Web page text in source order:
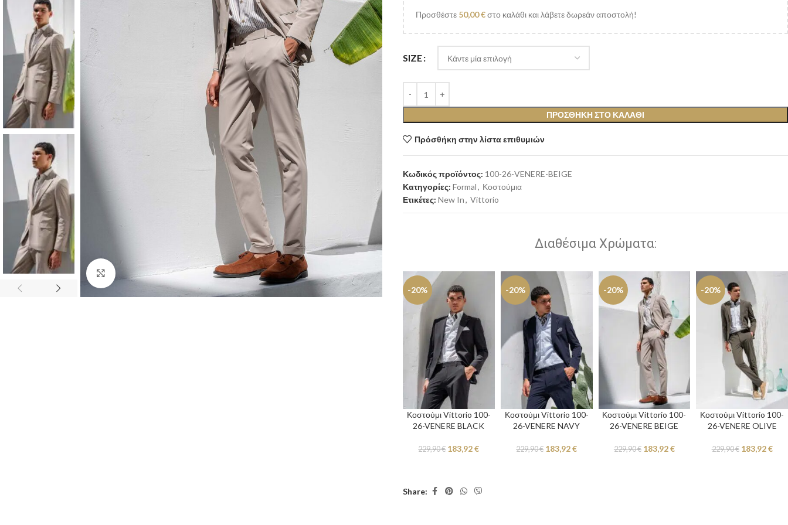
Κλικ για μεγέθυνση
Προσθέστε 50,00€στο καλάθι και λάβετε δωρεάν αποστολή!
SIZE
ΠΡΟΣΘΉΚΗ ΣΤΟ ΚΑΛΆΘΙ
Πρόσθήκη στην λίστα επιθυμιών
Κωδικός προϊόντος: 100-26-VENERE-BEIGE
Κατηγορίες: Formal, Κοστούμια
Ετικέτες: New In, Vittorio
Διαθέσιμα Χρώματα:
-20%
Κοστούμι Vittorio 100-
26-VENERE BLACK
229,90€ 183,92€
-20%
Κοστούμι Vittorio 100-
26-VENERE NAVY
229,90€ 183,92€
-20%
Κοστούμι Vittorio 100-
26-VENERE BEIGE
229,90€ 183,92€
-20%
Κοστούμι Vittorio 100-
26-VENERE OLIVE
229,90€ 183,92€
Share: